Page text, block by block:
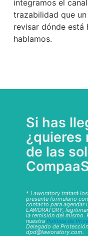
integramos el
trazabilidad que
revisar dónde está
hablamos.
Si has
¿quieres
de las
* Laworatory tratará
presente formulario
contacto para agendar
LAWORATORY,
la remisión del mismo.
nuestra Política de
Delegado de
dpd@laworatory.com.